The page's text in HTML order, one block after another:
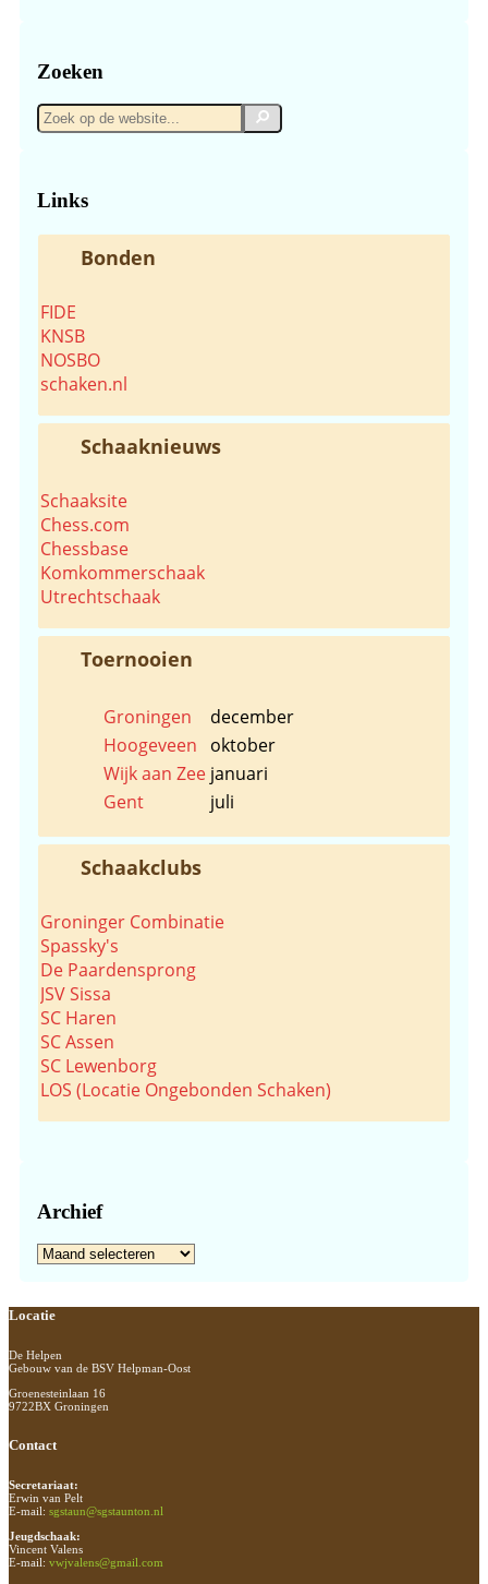
Zoeken
Zoek
op
Zoek
Links
Bonden
FIDE
KNSB
NOSBO
schaken.nl
Schaaknieuws
Schaaksite
Chess.com
Chessbase
Komkommerschaak
Utrechtschaak
Toernooien
Groningen
december
Hoogeveen
oktober
Wijk aan Zee januari
Gent
juli
Schaakclubs
Groninger Combinatie
Spassky's
De Paardensprong
JSV Sissa
SC Haren
SC Assen
SC Lewenborg
LOS (Locatie Ongebonden Schaken)
Archief
Archief
Footer
Locatie
De Helpen
Gebouw van de BSV Helpman-Oost
Groenesteinlaan 16
9722BX Groningen
Contact
Secretariaat:
Erwin van Pelt
E-mail: sgstaun@sgstaunton.nl
Jeugdschaak:
Vincent Valens
E-mail: vwjvalens@gmail.com